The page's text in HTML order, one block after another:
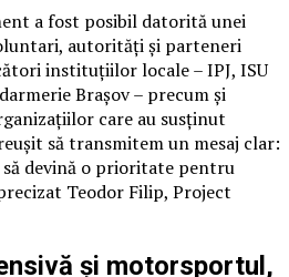
a fost posibil datorită unei
autorități și parteneri
instituțiilor locale – IPJ, ISU
Brașov – precum și
care au susținut
să transmitem un mesaj clar:
devină o prioritate pentru
Teodor Filip, Project
și motorsportul,